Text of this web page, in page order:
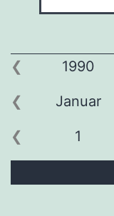
1990
Januar
1